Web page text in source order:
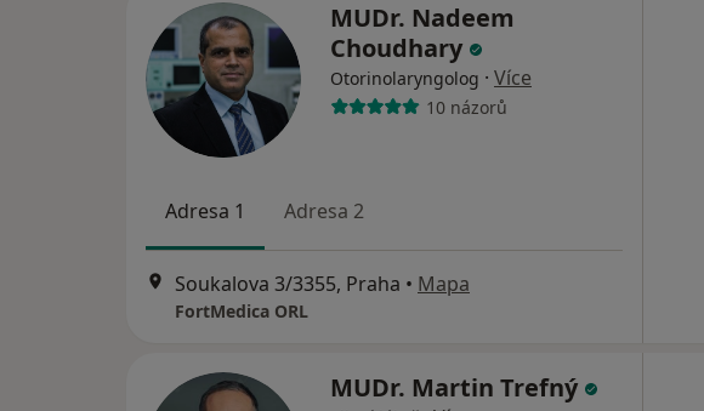
MUDr. Nadeem
Choudhary
Otorinolaryngolog · Více
10 názorů
Adresa 1 Adresa 2
Soukalova 3/3355, Praha • Mapa
FortMedica ORL
MUDr. Martin Trefný